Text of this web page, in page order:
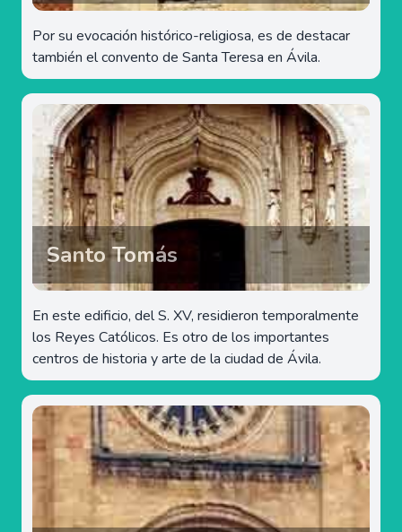
Por su evocación histórico-religiosa, es de destacar
también el convento de Santa Teresa en Ávila.
Santo Tomás
En este edificio, del S. XV, residieron temporalmente
los Reyes Católicos. Es otro de los importantes
centros de historia y arte de la ciudad de Ávila.